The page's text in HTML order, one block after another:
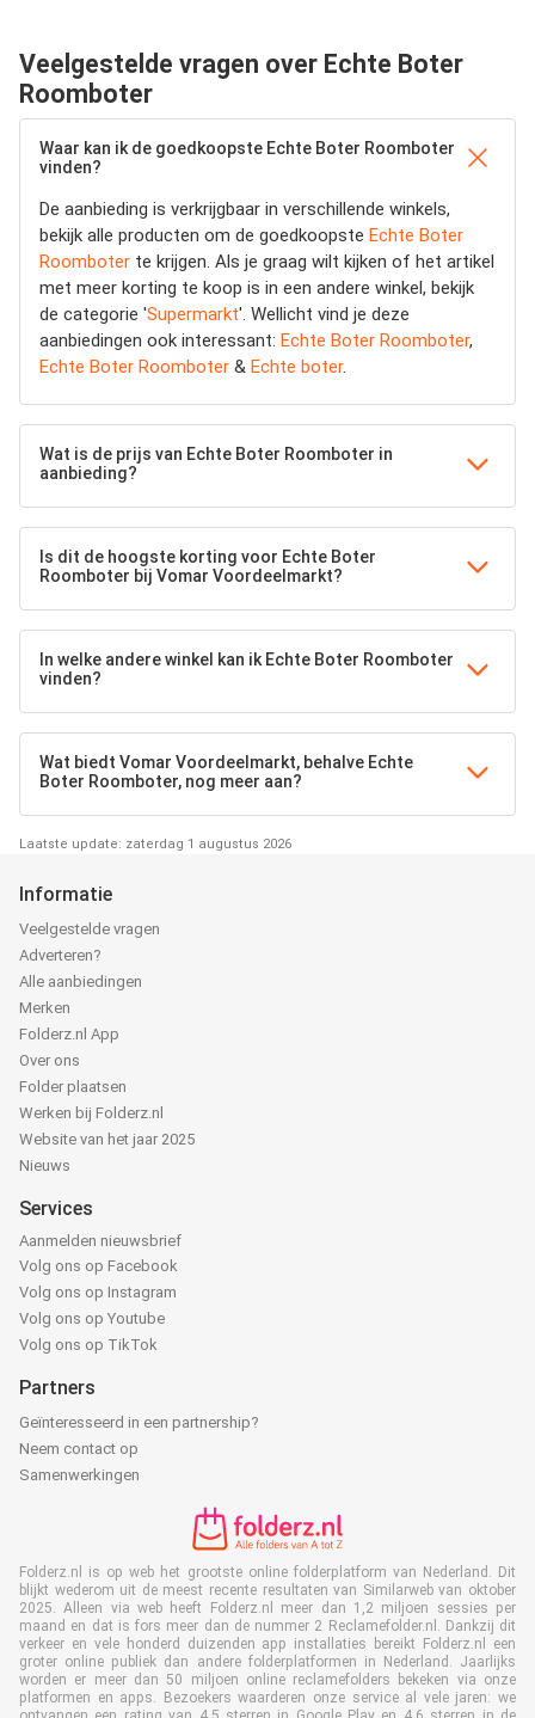
Veelgestelde vragen over Echte Boter
Roomboter
Waar kan ik de goedkoopste Echte Boter Roomboter
vinden?
De aanbieding is verkrijgbaar in verschillende winkels,
bekijk alle producten om de goedkoopste Echte Boter
Roomboter te krijgen. Als je graag wilt kijken of het artikel
met meer korting te koop is in een andere winkel, bekijk
de categorie 'Supermarkt'. Wellicht vind je deze
aanbiedingen ook interessant: Echte Boter Roomboter,
Echte Boter Roomboter & Echte boter.
Wat is de prijs van Echte Boter Roomboter in
aanbieding?
Is dit de hoogste korting voor Echte Boter
Roomboter bij Vomar Voordeelmarkt?
In welke andere winkel kan ik Echte Boter Roomboter
vinden?
Wat biedt Vomar Voordeelmarkt, behalve Echte
Boter Roomboter, nog meer aan?
Laatste update: zaterdag 1 augustus 2026
Informatie
Veelgestelde vragen
Adverteren?
Alle aanbiedingen
Merken
Folderz.nl App
Over ons
Folder plaatsen
Werken bij Folderz.nl
Website van het jaar 2025
Nieuws
Services
Aanmelden nieuwsbrief
Volg ons op Facebook
Volg ons op Instagram
Volg ons op Youtube
Volg ons op TikTok
Partners
Geïnteresseerd in een partnership?
Neem contact op
Samenwerkingen
Folderz.nl is op web het grootste online folderplatform van Nederland. Dit
blijkt wederom uit de meest recente resultaten van Similarweb van oktober
2025. Alleen via web heeft Folderz.nl meer dan 1,2 miljoen sessies per
maand en dat is fors meer dan de nummer 2 Reclamefolder.nl. Dankzij dit
verkeer en vele honderd duizenden app installaties bereikt Folderz.nl een
groter online publiek dan andere folderplatformen in Nederland. Jaarlijks
worden er meer dan 50 miljoen online reclamefolders bekeken via onze
platformen en apps. Bezoekers waarderen onze service al vele jaren: we